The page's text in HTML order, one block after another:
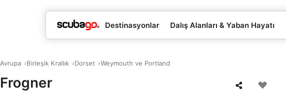
Destinasyonlar Dalış Alanları & Yaban Hayatı
Avrupa Birleşik Krallık Dorset Weymouth ve Portland
Frogner